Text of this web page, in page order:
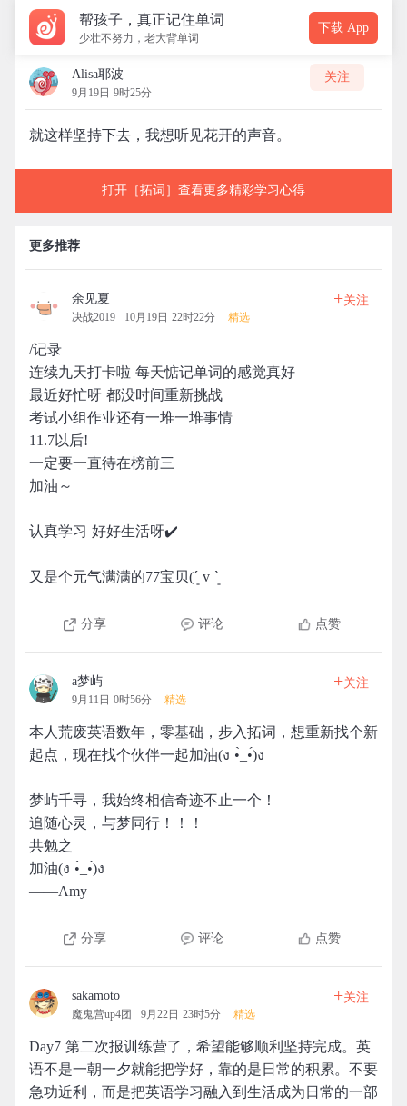
帮孩子，真正记住单词
少壮不努力，老大背单词
下载 App
Alisa耶波
9月19日 9时25分
关注
就这样坚持下去，我想听见花开的声音。
打开［拓词］查看更多精彩学习心得
更多推荐
余见夏
决战2019 10月19日 22时22分 精选
+关注
/记录
连续九天打卡啦 每天惦记单词的感觉真好
最近好忙呀 都没时间重新挑战
考试小组作业还有一堆一堆事情
11.7以后!
一定要一直待在榜前三
加油～
认真学习 好好生活呀✔️
又是个元气满满的77宝贝(´͈ v `͈
分享 评论 点赞
a梦屿
9月11日 0时56分 精选
+关注
本人荒废英语数年，零基础，步入拓词，想重新找个新
起点，现在找个伙伴一起加油(ง •̀_•́)ง
梦屿千寻，我始终相信奇迹不止一个！
追随心灵，与梦同行！！！
共勉之
加油(ง •̀_•́)ง
——Amy
分享 评论 点赞
sakamoto
魔鬼营up4团 9月22日 23时5分 精选
+关注
Day7 第二次报训练营了，希望能够顺利坚持完成。英
语不是一朝一夕就能把学好，靠的是日常的积累。不要
急功近利，而是把英语学习融入到生活成为日常的一部